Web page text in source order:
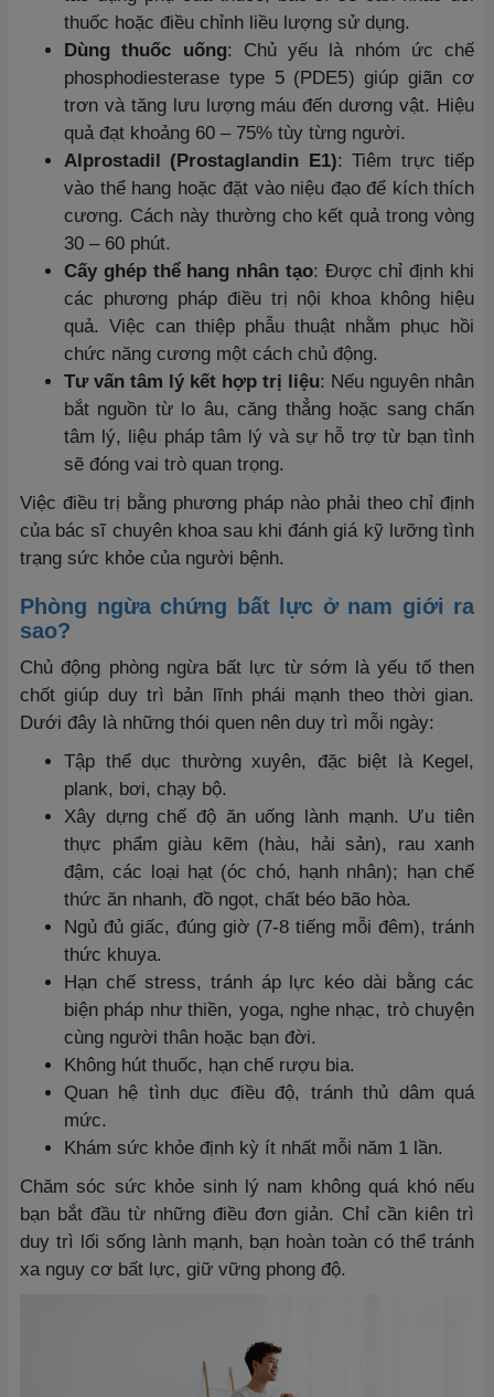
thuốc hoặc điều chỉnh liều lượng sử dụng.
Dùng thuốc uống: Chủ yếu là nhóm ức chế
phosphodiesterase type 5 (PDE5) giúp giãn cơ
trơn và tăng lưu lượng máu đến dương vật. Hiệu
quả đạt khoảng 60 – 75% tùy từng người.
Alprostadil (Prostaglandin E1): Tiêm trực tiếp
vào thể hang hoặc đặt vào niệu đạo để kích thích
cương. Cách này thường cho kết quả trong vòng
30 – 60 phút.
Cấy ghép thể hang nhân tạo: Được chỉ định khi
các phương pháp điều trị nội khoa không hiệu
quả. Việc can thiệp phẫu thuật nhằm phục hồi
chức năng cương một cách chủ động.
Tư vấn tâm lý kết hợp trị liệu: Nếu nguyên nhân
bắt nguồn từ lo âu, căng thẳng hoặc sang chấn
tâm lý, liệu pháp tâm lý và sự hỗ trợ từ bạn tình
sẽ đóng vai trò quan trọng.
Việc điều trị bằng phương pháp nào phải theo chỉ định
của bác sĩ chuyên khoa sau khi đánh giá kỹ lưỡng tình
trạng sức khỏe của người bệnh.
Phòng ngừa chứng bất lực ở nam giới ra
sao?
Chủ động phòng ngừa bất lực từ sớm là yếu tố then
chốt giúp duy trì bản lĩnh phái mạnh theo thời gian.
Dưới đây là những thói quen nên duy trì mỗi ngày:
Tập thể dục thường xuyên, đặc biệt là Kegel,
plank, bơi, chạy bộ.
Xây dựng chế độ ăn uống lành mạnh. Ưu tiên
thực phẩm giàu kẽm (hàu, hải sản), rau xanh
đậm, các loại hạt (óc chó, hạnh nhân); hạn chế
thức ăn nhanh, đồ ngọt, chất béo bão hòa.
Ngủ đủ giấc, đúng giờ (7-8 tiếng mỗi đêm), tránh
thức khuya.
Hạn chế stress, tránh áp lực kéo dài bằng các
biện pháp như thiền, yoga, nghe nhạc, trò chuyện
cùng người thân hoặc bạn đời.
Không hút thuốc, hạn chế rượu bia.
Quan hệ tình dục điều độ, tránh thủ dâm quá
mức.
Khám sức khỏe định kỳ ít nhất mỗi năm 1 lần.
Chăm sóc sức khỏe sinh lý nam không quá khó nếu
bạn bắt đầu từ những điều đơn giản. Chỉ cần kiên trì
duy trì lối sống lành mạnh, bạn hoàn toàn có thể tránh
xa nguy cơ bất lực, giữ vững phong độ.